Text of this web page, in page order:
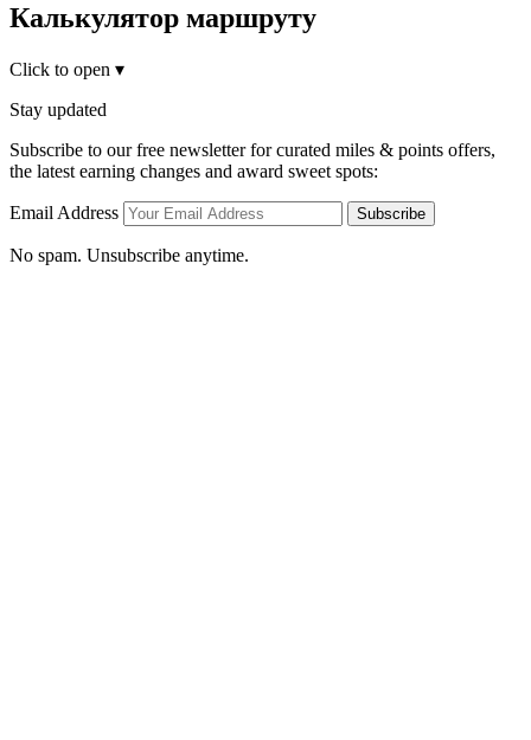
Калькулятор маршруту
Click to open ▾
Stay updated
Subscribe to our free newsletter for curated miles & points offers,
the latest earning changes and award sweet spots:
Email Address Subscribe
No spam. Unsubscribe anytime.